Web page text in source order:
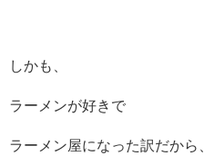
しかも、
ラーメンが好きで
ラーメン屋になった訳だから、